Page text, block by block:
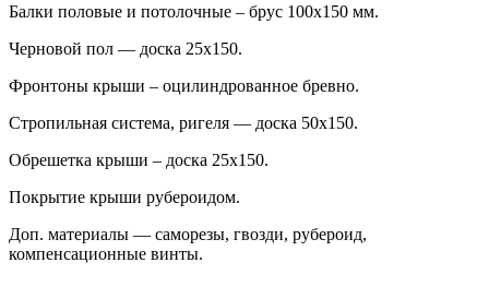
Балки половые и потолочные – брус 100х150 мм.
Черновой пол — доска 25х150.
Фронтоны крыши – оцилиндрованное бревно.
Стропильная система, ригеля — доска 50х150.
Обрешетка крыши – доска 25х150.
Покрытие крыши рубероидом.
Доп. материалы — саморезы, гвозди, рубероид,
компенсационные винты.